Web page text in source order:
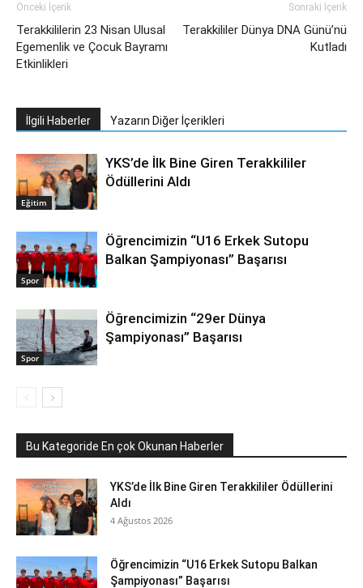
Önceki İçerik
Terakkililerin 23 Nisan Ulusal
Egemenlik ve Çocuk Bayramı
Etkinlikleri
Sonraki İçerik
Terakkililer Dünya DNA Günü’nü
Kutladı
İlgili Haberler Yazarın Diğer İçerikleri
Eğitim
YKS’de İlk Bine Giren Terakkililer
Ödüllerini Aldı
Spor
Öğrencimizin “U16 Erkek Sutopu
Balkan Şampiyonası” Başarısı
Spor
Öğrencimizin “29er Dünya
Şampiyonası” Başarısı
Bu Kategoride En çok Okunan Haberler
YKS’de İlk Bine Giren Terakkililer Ödüllerini
Aldı
4 Ağustos 2026
Öğrencimizin “U16 Erkek Sutopu Balkan
Şampiyonası” Başarısı